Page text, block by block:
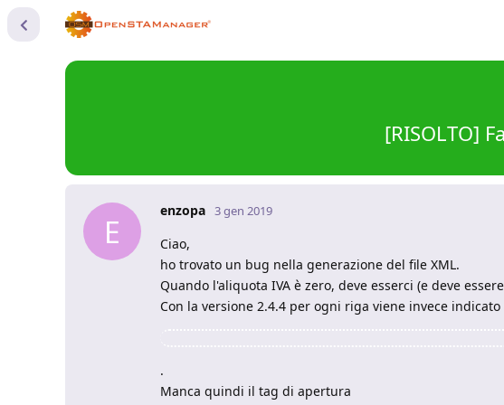
[RISOLTO]
E
enzopa 3 gen 2019
Ciao,
ho trovato un bug nella generazione del file XML.
Quando l'aliquota IVA è zero, deve esserci (e deve
Con la versione 2.4.4 per ogni riga viene invece indicato
.
Manca quindi il tag di apertura